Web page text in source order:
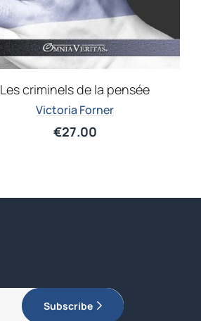
Les criminels de la pensée
Victoria Forner
€27.00
Subscribe